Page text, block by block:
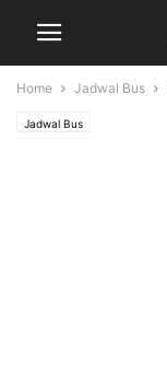
Home Jadwal Bus
Jadwal Bus